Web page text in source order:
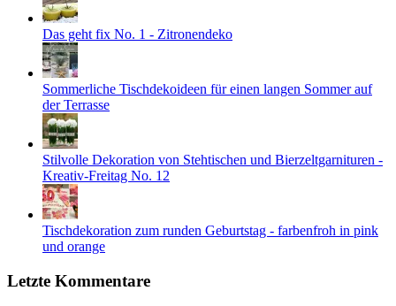
Das geht fix No. 1 - Zitronendeko
Sommerliche Tischdekoideen für einen langen Sommer auf
der Terrasse
Stilvolle Dekoration von Stehtischen und Bierzeltgarnituren -
Kreativ-Freitag No. 12
Tischdekoration zum runden Geburtstag - farbenfroh in pink
und orange
Letzte Kommentare